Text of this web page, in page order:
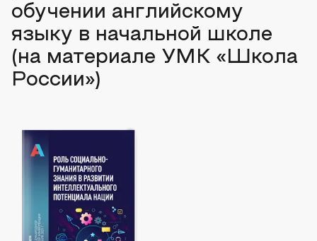
обучении английскому
языку в начальной школе
(на материале УМК «Школа
России»)